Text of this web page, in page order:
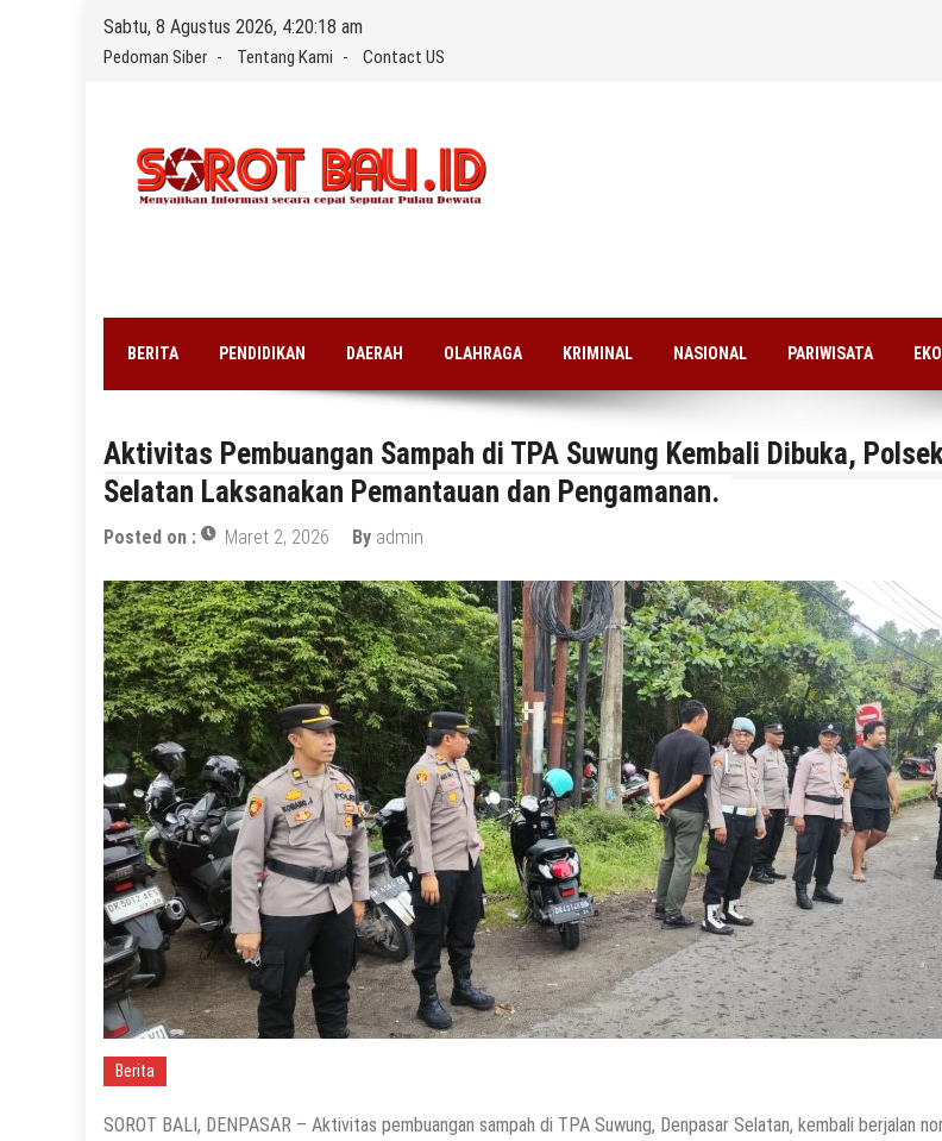
content
Sabtu, 8 Agustus 2026, 4:20:18 am
Pedoman Siber Tentang Kami Contact US
BERITA PENDIDIKAN DAERAH OLAHRAGA KRIMINAL NASIONAL PARIWISATA
Aktivitas Pembuangan Sampah di TPA Suwung Kembali Dibuka,
Selatan Laksanakan Pemantauan dan Pengamanan.
Posted on : Maret 2, 2026 By admin
Berita
SOROT BALI, DENPASAR – Aktivitas pembuangan sampah di TPA Suwung, Denpasar Selatan, kembali berjalan